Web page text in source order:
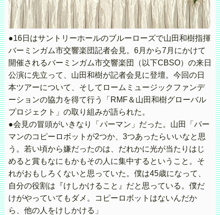
●16日はサントリーホールのブルーローズで山田和樹指揮
バーミンガム市交響楽団記者会見。6月から7月にかけて
開催されるバーミンガム市交響楽団（以下CBSO）の来日
公演に先立って、山田和樹が記者会見に登壇。今回の日
本ツアーについて、そしてロームミュージックファンデ
ーションの協力を得て行う「RMF＆山田和樹グローバル
プロジェクト」の取り組みが語られた。
●会見の冒頭がいきなり「パーマン」だった。山田「パー
マンのコピーロボットが2つか、3つあったらいいなと思
う。若い頃から嫌だったのは、だれかに光が当たりはじ
めると賞もなにもかもその人に集中するということ。そ
れがおもしろくないと思っていた。僕は45歳になって、
自分の役割は『けしかけること』だと思っている。僕だ
けがやっていてもダメ。コピーロボットはないんだか
ら、他の人をけしかける」